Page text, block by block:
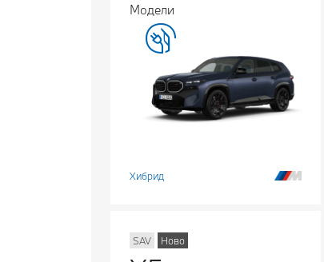
Модели
Хибрид
SAV Ново